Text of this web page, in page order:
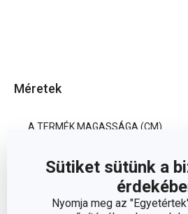
Sütiket sütünk a
Nyomja meg az
Méretek
A TERMÉK MAGASSÁGA (CM)
ÁTMÉRŐ (CM)